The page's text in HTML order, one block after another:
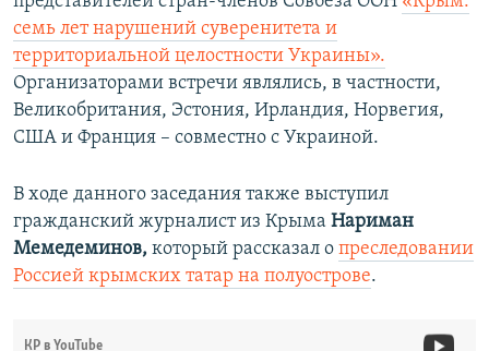
семь лет нарушений суверенитета и
территориальной целостности Украины».
Организаторами встречи являлись, в частности,
Великобритания, Эстония, Ирландия, Норвегия,
США и Франция – совместно с Украиной.
В ходе данного заседания также выступил
гражданский журналист из Крыма Нариман
Мемедеминов, который рассказал о преследовании
Россией крымских татар на полуострове.
КР в YouTube